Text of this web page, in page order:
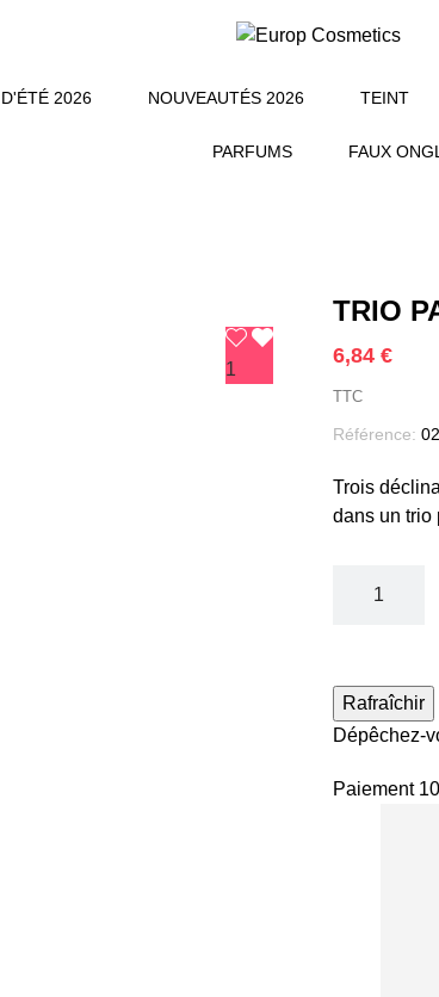
2026 NOUVEAUTÉS 2026 TEINT
PARFUMS FAUX
1
TRIO
6,84 €
TTC
Référence:
Trois
dans un trio
Dépêchez-
Paiement